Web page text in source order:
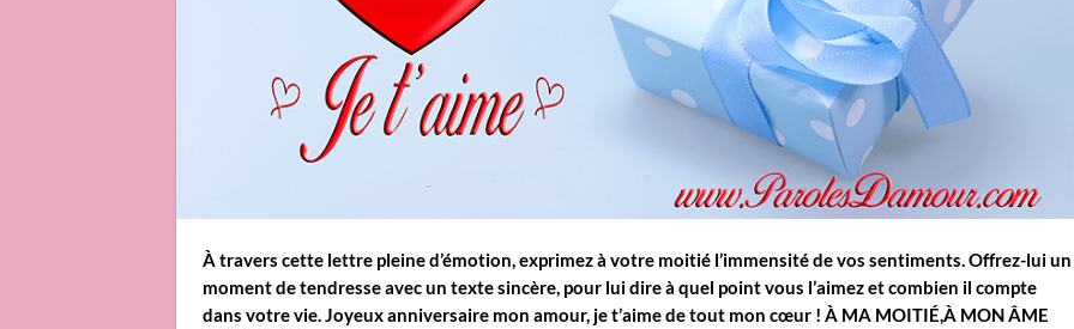
À travers cette lettre pleine d’émotion, exprimez à votre moitié l’immensité de vos sentiments. Offrez-lui un
moment de tendresse avec un texte sincère, pour lui dire à quel point vous l’aimez et combien il compte
dans votre vie. Joyeux anniversaire mon amour, je t’aime de tout mon cœur ! À MA MOITIÉ,À MON ÂME